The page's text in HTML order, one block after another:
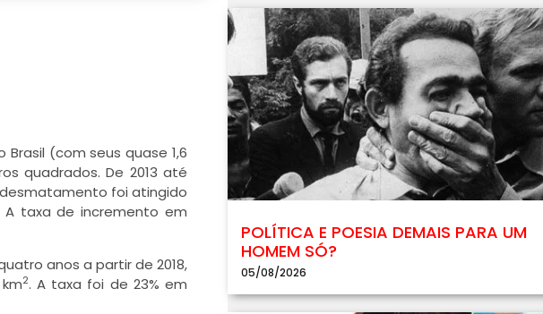
(com seus quase 1,6
quadrados. De 2013 até
foi atingido
taxa de incremento em
anos a partir de 2018,
2. A taxa foi de 23% em
POLÍTICA E POESIA DEMAIS PARA UM
HOMEM SÓ?
05/08/2026